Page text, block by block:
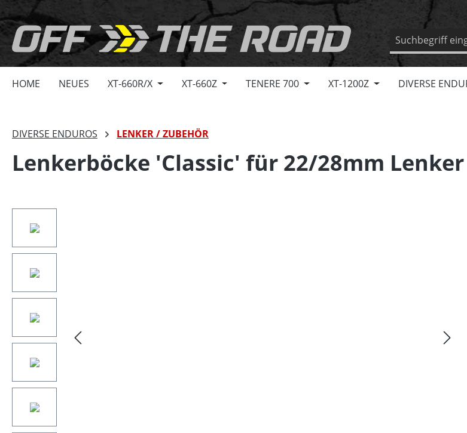
Zur Hauptnavigation springen
HOME NEUES XT-660R/X XT-660Z TENERE 700 XT-1200Z DIVERSE
DIVERSE ENDUROS LENKER / ZUBEHÖR
Lenkerböcke 'Classic' für 22/28mm Lenker